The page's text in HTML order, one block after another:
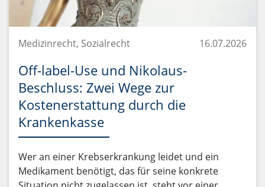
Medizinrecht, Sozialrecht 16.07.2026
Off-label-Use und Nikolaus-
Beschluss: Zwei Wege zur
Kostenerstattung durch die
Krankenkasse
Wer an einer Krebserkrankung leidet und ein
Medikament benötigt, das für seine konkrete